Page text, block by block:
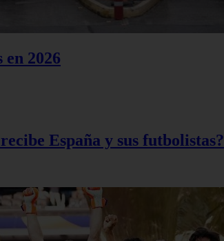
2026
España y sus futbolistas?